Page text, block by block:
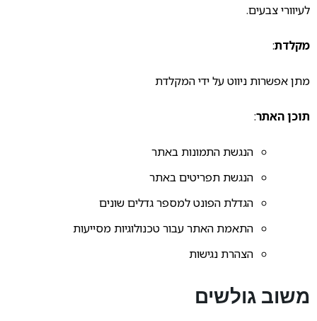
לעיוורי צבעים.
מקלדת:
מתן אפשרות ניווט על ידי המקלדת
תוכן האתר:
הנגשת התמונות באתר
הנגשת תפריטים באתר
הגדלת הפונט למספר גדלים שונים
התאמת האתר עבור טכנולוגיות מסייעות
הצהרת נגישות
משוב גולשים